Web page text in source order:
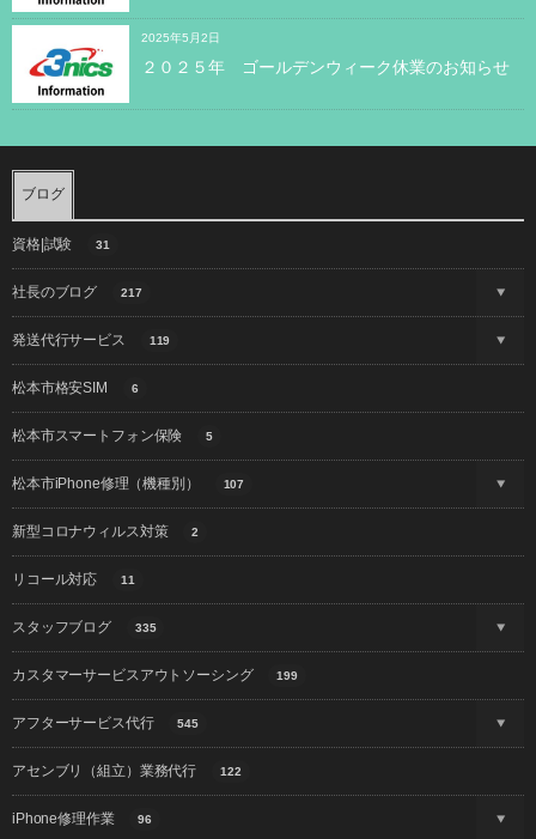
2025年5月2日
２０２５年 ゴールデンウィーク休業のお知らせ
ブログ
資格|試験 31
社長のブログ 217
発送代行サービス 119
松本市格安SIM 6
松本市スマートフォン保険 5
松本市iPhone修理（機種別） 107
新型コロナウィルス対策 2
リコール対応 11
スタッフブログ 335
カスタマーサービスアウトソーシング 199
アフターサービス代行 545
アセンブリ（組立）業務代行 122
iPhone修理作業 96